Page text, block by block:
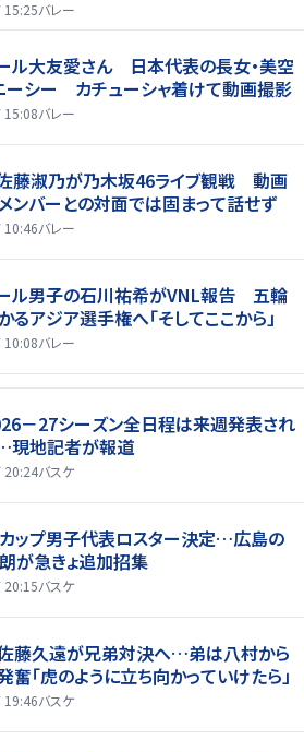
バレー
ル大友愛さん 日本代表の長女・美空
ーシー カチューシャ着けて動画撮影
バレー
佐藤淑乃が乃木坂46ライブ観戦 動画
バーとの対面では固まって話せず
バレー
ル男子の石川祐希がVNL報告 五輪
るアジア選手権へ「そしてここから」
バレー
－27シーズン全日程は来週発表され
現地記者が報道
バスケ
ップ男子代表ロスター決定…広島の
が急きょ追加招集
バスケ
藤久遠が兄弟対決へ…弟は八村から
奮「虎のように立ち向かっていけたら」
バスケ